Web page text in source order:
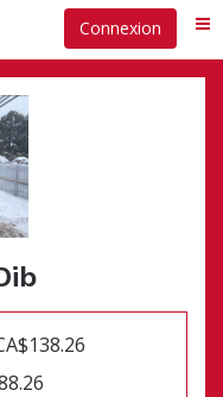
Connexion